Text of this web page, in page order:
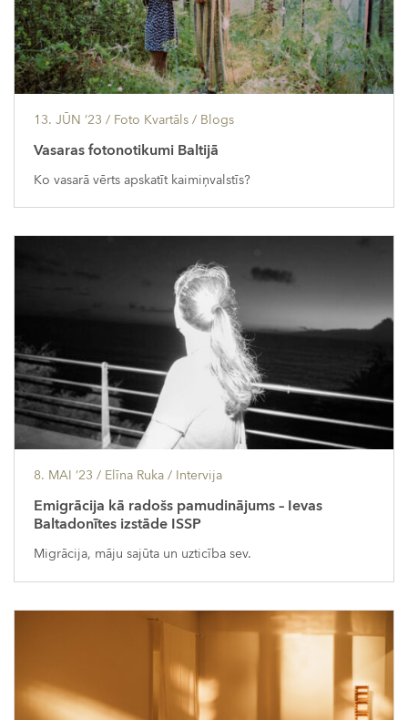
13. JŪN ’23 / Foto Kvartāls / Blogs
Vasaras fotonotikumi Baltijā
Ko vasarā vērts apskatīt kaimiņvalstīs?
8. MAI ’23 / Elīna Ruka / Intervija
Emigrācija kā radošs pamudinājums – Ievas
Baltadonītes izstāde ISSP
Migrācija, māju sajūta un uzticība sev.